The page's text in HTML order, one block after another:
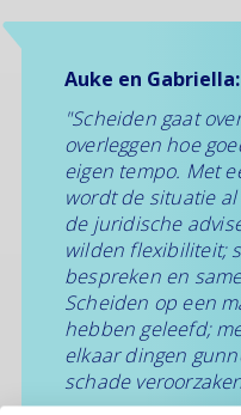
Auke en Gabriella:
"Scheiden gaat
overleggen hoe
eigen tempo. Met
wordt de situatie
de juridische
wilden flexibiliteit;
bespreken en
Scheiden op een
hebben geleefd;
elkaar dingen
schade